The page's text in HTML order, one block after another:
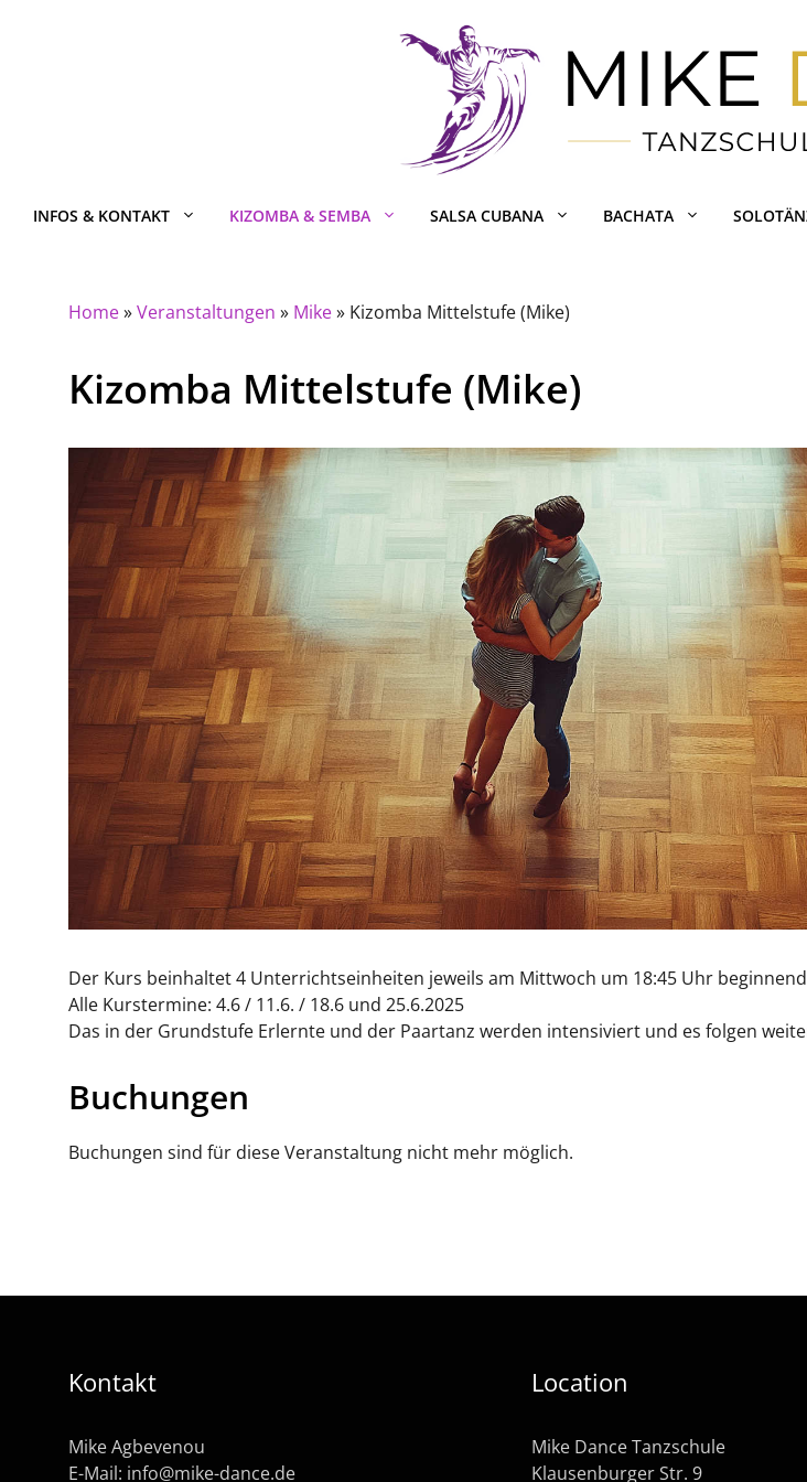
INFOS & KONTAKT KIZOMBA & SEMBA SALSA CUBANA BACHATA
Home»Veranstaltungen » Mike» Kizomba Mittelstufe (Mike)
Kizomba Mittelstufe (Mike)
Der Kurs beinhaltet 4 Unterrichtseinheiten jeweils am Mittwoch um 18:45 Uhr beginnend
Alle Kurstermine: 4.6 / 11.6. / 18.6 und 25.6.2025
Das in der Grundstufe Erlernte und der Paartanz werden intensiviert und es folgen
Buchungen
Buchungen sind für diese Veranstaltung nicht mehr möglich.
Kontakt
Mike Agbevenou
E-Mail: info@mike-dance.de
Location
Mike Dance Tanzschule
Klausenburger Str. 9